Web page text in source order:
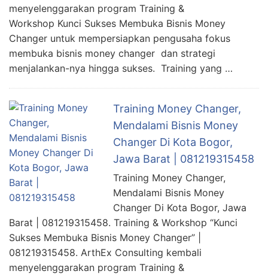
menyelenggarakan program Training &
Workshop Kunci Sukses Membuka Bisnis Money
Changer untuk mempersiapkan pengusaha fokus
membuka bisnis money changer dan strategi
menjalankan-nya hingga sukses. Training yang …
Training Money Changer,
Mendalami Bisnis Money
Changer Di Kota Bogor,
Jawa Barat | 081219315458
Training Money Changer,
Mendalami Bisnis Money
Changer Di Kota Bogor, Jawa
Barat | 081219315458. Training & Workshop “Kunci
Sukses Membuka Bisnis Money Changer” |
081219315458. ArthEx Consulting kembali
menyelenggarakan program Training &